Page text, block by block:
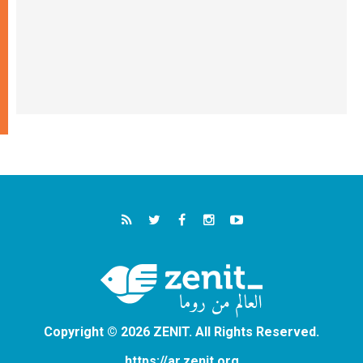
Copyright © 2026 ZENIT. All Rights Reserved.